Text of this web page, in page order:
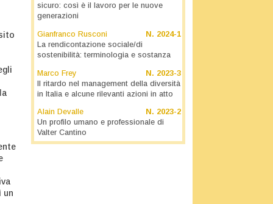
un
sicuro: così è il lavoro per le nuove
generazioni
N. 2024-1
Gianfranco Rusconi
La rendicontazione sociale/di
sostenibilità: terminologia e sostanza
N. 2023-3
Marco Frey
Il ritardo nel management della diversità
in Italia e alcune rilevanti azioni in atto
N. 2023-2
Alain Devalle
Un profilo umano e professionale di
Valter Cantino